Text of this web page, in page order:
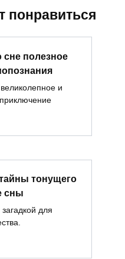
понравиться
полезное
и
тонущего
сны
для